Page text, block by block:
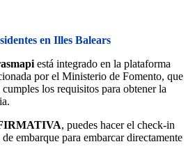
en Illes Balears
está integrado en la plataforma
por el Ministerio de Fomento, que
los requisitos para obtener la
, puedes hacer el check-in
embarque para embarcar directamente